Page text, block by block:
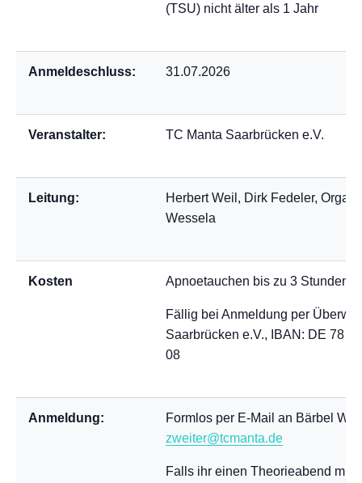
(TSU) nicht älter als 1 Jahr
Anmeldeschluss: 31.07.2026
Veranstalter: TC Manta Saarbrücken e.V.
Leitung:
Herbert Weil, Dirk Fedeler,
Wessela
Kosten Apnoetauchen bis zu 3 Stunden:
Fällig bei Anmeldung per
Saarbrücken e.V., IBAN: DE 78
08
Anmeldung:
Formlos per E-Mail an Bärbel
zweiter@tcmanta.de
Falls ihr einen Theorieabend mit